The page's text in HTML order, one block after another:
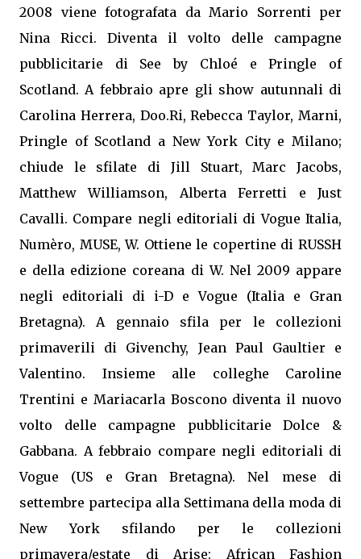
2008 viene fotografata da Mario Sorrenti per
Nina Ricci. Diventa il volto delle campagne
pubblicitarie di See by Chloé e Pringle of
Scotland. A febbraio apre gli show autunnali di
Carolina Herrera, Doo.Ri, Rebecca Taylor, Marni,
Pringle of Scotland a New York City e Milano;
chiude le sfilate di Jill Stuart, Marc Jacobs,
Matthew Williamson, Alberta Ferretti e Just
Cavalli. Compare negli editoriali di Vogue Italia,
Numèro, MUSE, W. Ottiene le copertine di RUSSH
e della edizione coreana di W. Nel 2009 appare
negli editoriali di i-D e Vogue (Italia e Gran
Bretagna). A gennaio sfila per le collezioni
primaverili di Givenchy, Jean Paul Gaultier e
Valentino. Insieme alle colleghe Caroline
Trentini e Mariacarla Boscono diventa il nuovo
volto delle campagne pubblicitarie Dolce &
Gabbana. A febbraio compare negli editoriali di
Vogue (US e Gran Bretagna). Nel mese di
settembre partecipa alla Settimana della moda di
New York sfilando per le collezioni
primavera/estate di Arise: African Fashion